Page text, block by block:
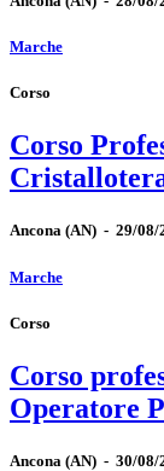
Marche
Corso
Corso
Ancona (AN) - 29/08/
Marche
Corso
Corso
Operatore
Ancona (AN) - 30/08/